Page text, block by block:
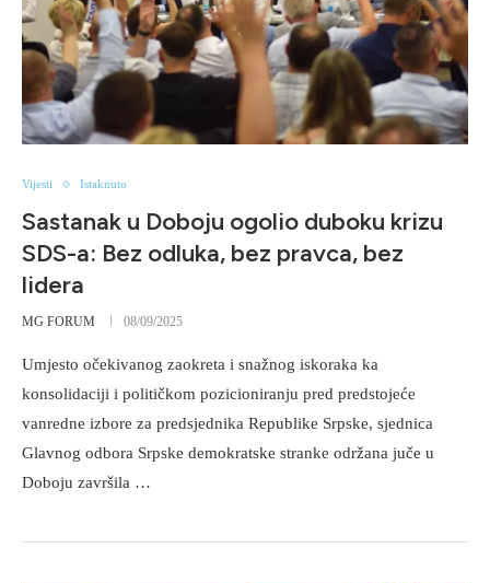
Vijesti Istaknuto
Sastanak u Doboju ogolio duboku krizu
SDS-a: Bez odluka, bez pravca, bez
lidera
MG FORUM 08/09/2025
Umjesto očekivanog zaokreta i snažnog iskoraka ka
konsolidaciji i političkom pozicioniranju pred predstojeće
vanredne izbore za predsjednika Republike Srpske, sjednica
Glavnog odbora Srpske demokratske stranke održana juče u
Doboju završila …